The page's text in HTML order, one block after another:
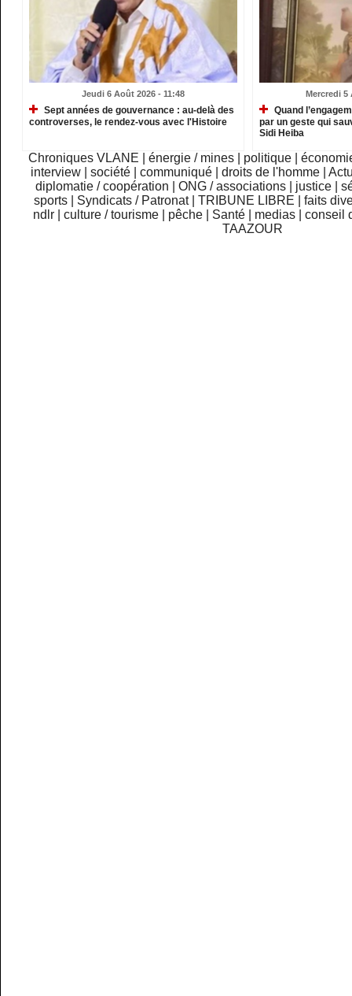
Jeudi 6 Août 2026 - 11:48
Sept années de gouvernance : au-delà des
controverses, le rendez-vous avec l'Histoire
Mercredi 5
Quand
par un geste qui
Sidi Heiba
Chroniques VLANE énergie / mines politique
interview
|société |communiqué |droits de l'homme |
diplomatie / coopération
ONG / associations justice
sports
Syndicats / Patronat TRIBUNE LIBRE
faits
ndlr
|culture / tourisme pêche Santé medias |conseil
TAAZOUR